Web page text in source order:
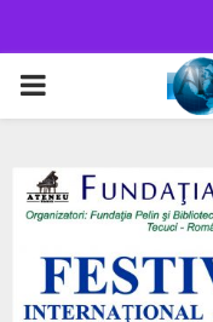
PRIMARY